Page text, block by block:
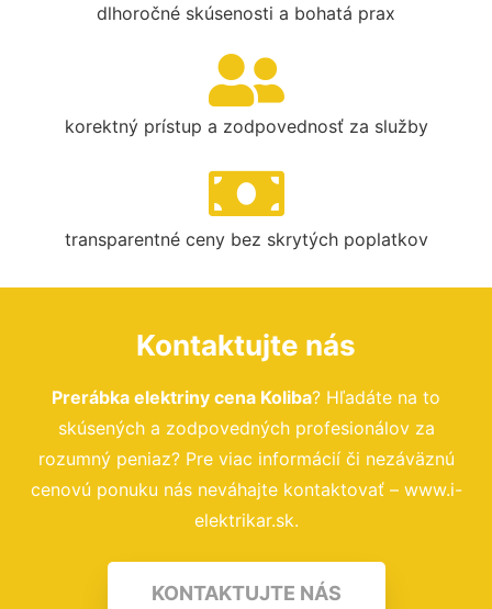
dlhoročné skúsenosti a bohatá prax
korektný prístup a zodpovednosť za služby
transparentné ceny bez skrytých poplatkov
Kontaktujte nás
Prerábka elektriny cena Koliba? Hľadáte na to
skúsených a zodpovedných profesionálov za
rozumný peniaz? Pre viac informácií či nezáväznú
cenovú ponuku nás neváhajte kontaktovať – www.i-
elektrikar.sk.
KONTAKTUJTE NÁS